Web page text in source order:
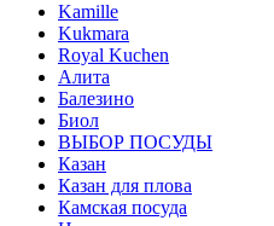
Kamille
Kukmara
Royal Kuchen
Алита
Балезино
Биол
ВЫБОР ПОСУДЫ
Казан
Казан для плова
Камская посуда